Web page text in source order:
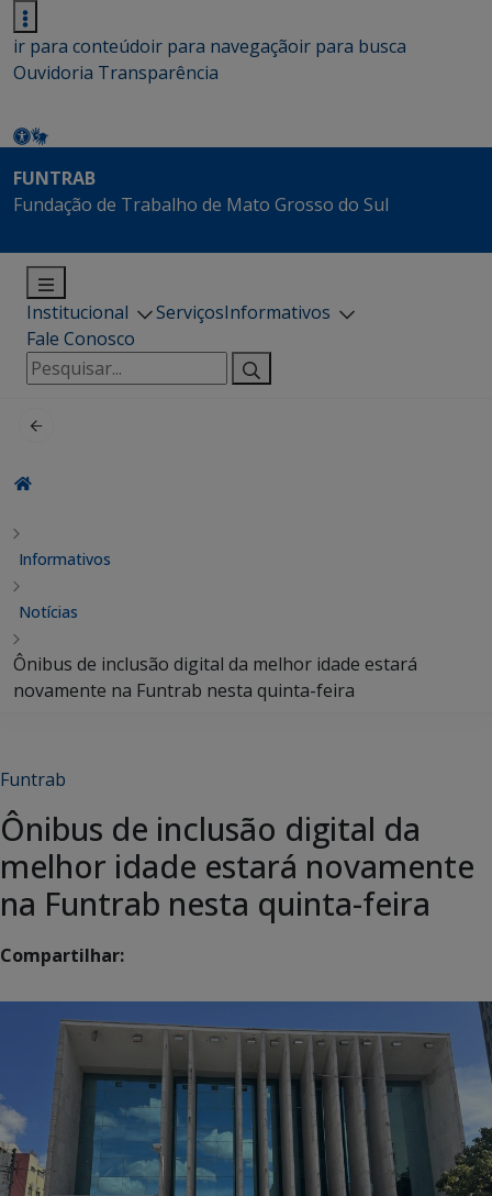
ir para conteúdoir para navegaçãoir para busca
Ouvidoria Transparência
FUNTRAB
Fundação de Trabalho de Mato Grosso do Sul
Institucional ServiçosInformativos
Fale Conosco
Pesquisar
por:
Informativos
Notícias
Ônibus de inclusão digital da melhor idade estará
novamente na Funtrab nesta quinta-feira
Funtrab
Ônibus de inclusão digital da
melhor idade estará novamente
na Funtrab nesta quinta-feira
Compartilhar: